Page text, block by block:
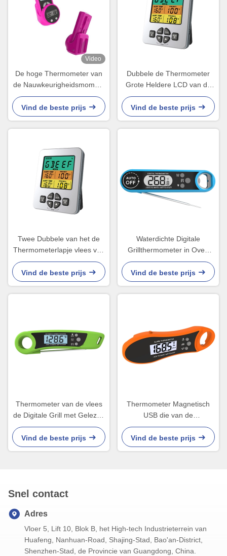
Video
De hoge Thermometer van
de Nauwkeurigheidsmoment
Gelezen Grill met Twee de
Batterij van 3A 3v
Vind de beste prijs
Dubbele de Thermometer
Grote Heldere LCD van de
Sonde Digitale Grill
Vertoning met
Standaardprogramma
Vind de beste prijs
Twee Dubbele van het de
Thermometerlapje vlees van
de Sondebarbecue de
Temperatuurmonitor LFGB
Vind de beste prijs
Waterdichte Digitale
Grillthermometer in Oven
Folding Probe Cooking
Food-Suikergoed
Vind de beste prijs
Thermometer van de vlees
de Digitale Grill met Gelezen
Sonde Onmiddellijke Snel
Vind de beste prijs
Thermometer Magnetisch
USB die van de
temperaturen de Digitale
Grill Dubbele Sonde laden
Vind de beste prijs
Snel contact
Adres
Vloer 5, Lift 10, Blok B, het High-tech Industrieterrein van
Huafeng, Nanhuan-Road, Shajing-Stad, Bao'an-District,
Shenzhen-Stad, de Provincie van Guangdong, China.